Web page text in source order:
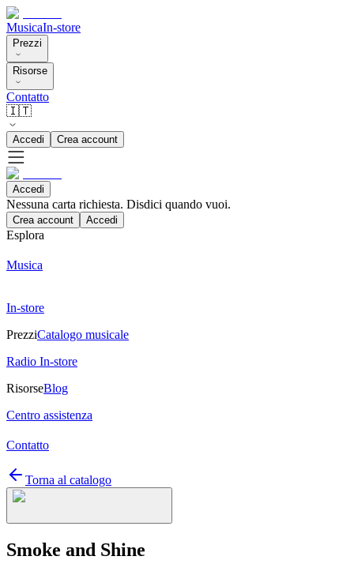
MusicaIn-store
Prezzi
Risorse
Contatto
🇮🇹
Accedi Crea account
Accedi
Nessuna carta richiesta. Disdici quando vuoi.
Crea account Accedi
Esplora
Musica
In-store
PrezziCatalogo musicale
Radio In-store
RisorseBlog
Centro assistenza
Contatto
Torna al catalogo
Smoke and Shine